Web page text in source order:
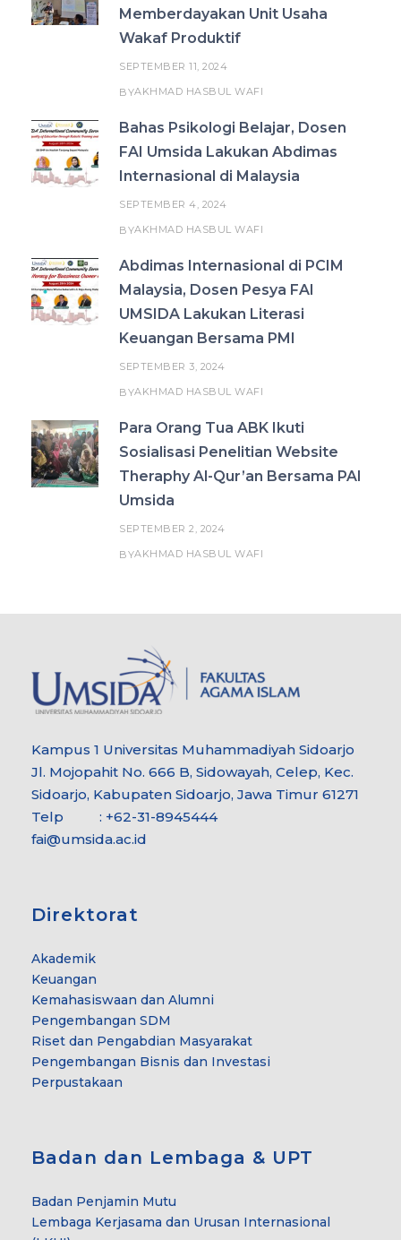
Memberdayakan Unit Usaha
Wakaf Produktif
SEPTEMBER 11, 2024
BYAKHMAD HASBUL WAFI
Bahas Psikologi Belajar, Dosen
FAI Umsida Lakukan Abdimas
Internasional di Malaysia
SEPTEMBER 4, 2024
BYAKHMAD HASBUL WAFI
Abdimas Internasional di PCIM
Malaysia, Dosen Pesya FAI
UMSIDA Lakukan Literasi
Keuangan Bersama PMI
SEPTEMBER 3, 2024
BYAKHMAD HASBUL WAFI
Para Orang Tua ABK Ikuti
Sosialisasi Penelitian Website
Theraphy Al-Qur’an Bersama PAI
Umsida
SEPTEMBER 2, 2024
BYAKHMAD HASBUL WAFI
Kampus 1 Universitas Muhammadiyah Sidoarjo
Jl. Mojopahit No. 666 B, Sidowayah, Celep, Kec.
Sidoarjo, Kabupaten Sidoarjo, Jawa Timur 61271
Telp : +62-31-8945444
fai@umsida.ac.id
Direktorat
Akademik
Keuangan
Kemahasiswaan dan Alumni
Pengembangan SDM
Riset dan Pengabdian Masyarakat
Pengembangan Bisnis dan Investasi
Perpustakaan
Badan dan Lembaga & UPT
Badan Penjamin Mutu
Lembaga Kerjasama dan Urusan Internasional